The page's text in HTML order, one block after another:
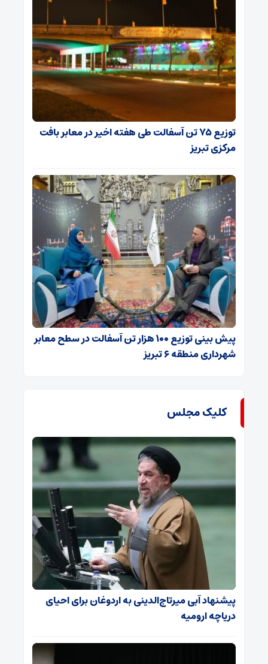
توزیع ۷۵ تن آسفالت طی هفته اخیر در معابر بافت
مرکزی تبریز
پیش بینی توزیع ۱۰۰ هزار تن آسفالت در سطح معابر
شهرداری منطقه ۶ تبریز
کلیک مجلس
پیشنهاد آبی میرتاج‌الدینی‌ به اردوغان برای احیای
دریاچه ارومیه